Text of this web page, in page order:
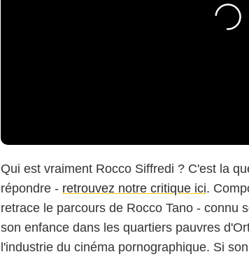
Qui est vraiment Rocco Siffredi ? C'est la
répondre - retrouvez notre critique ici.
retrace le parcours de Rocco Tano - connu
son enfance dans les quartiers pauvres
l'industrie du cinéma pornographique. Si